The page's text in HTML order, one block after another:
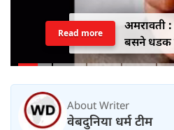
अमरावती
बसने धडक
Read more
About Writer
वेबदुनिया धर्म टीम